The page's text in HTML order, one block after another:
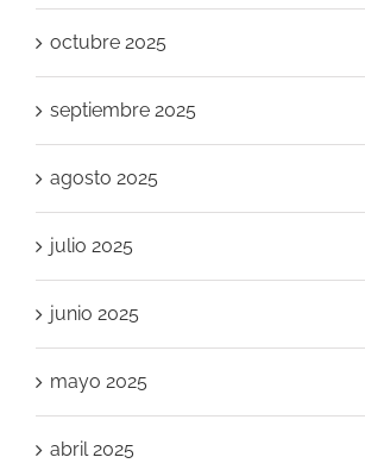
octubre 2025
septiembre 2025
agosto 2025
julio 2025
junio 2025
mayo 2025
abril 2025